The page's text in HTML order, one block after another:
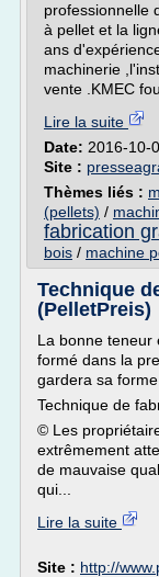
professionnelle
à pellet et la
ans
machinerie
vente .KMEC
Lire la suite
Date: 2016-10-
Site :
Thèmes liés :
(pellets) /
fabrication
bois / machine
Technique
(PelletPreis)
La bonne teneur
formé dans la
gardera sa
Technique de
© Les
extrêmement
de mauvaise
qui...
Lire la suite
Site : http://